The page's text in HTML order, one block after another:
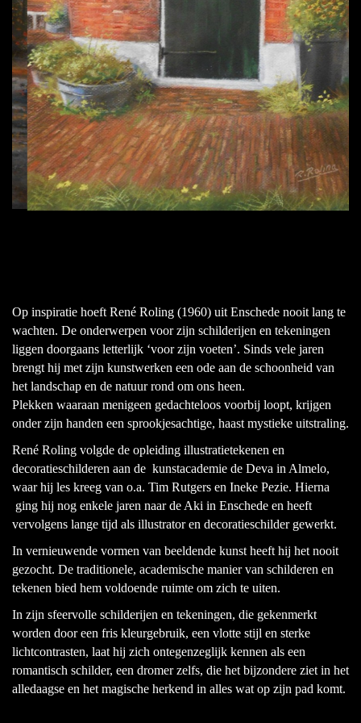
Op inspiratie hoeft René Roling (1960) uit Enschede nooit lang te
wachten. De onderwerpen voor zijn schilderijen en tekeningen
liggen doorgaans letterlijk ‘voor zijn voeten’. Sinds vele jaren
brengt hij met zijn kunstwerken een ode aan de schoonheid van
het landschap en de natuur rond om ons heen.
Plekken waaraan menigeen gedachteloos voorbij loopt, krijgen
onder zijn handen een sprookjesachtige, haast mystieke uitstraling.
René Roling volgde de opleiding illustratietekenen en
decoratieschilderen aan de kunstacademie de Deva in Almelo,
waar hij les kreeg van o.a. Tim Rutgers en Ineke Pezie. Hierna
ging hij nog enkele jaren naar de Aki in Enschede en heeft
vervolgens lange tijd als illustrator en decoratieschilder gewerkt.
In vernieuwende vormen van beeldende kunst heeft hij het nooit
gezocht. De traditionele, academische manier van schilderen en
tekenen bied hem voldoende ruimte om zich te uiten.
In zijn sfeervolle schilderijen en tekeningen, die gekenmerkt
worden door een fris kleurgebruik, een vlotte stijl en sterke
lichtcontrasten, laat hij zich ontegenzeglijk kennen als een
romantisch schilder, een dromer zelfs, die het bijzondere ziet in het
alledaagse en het magische herkend in alles wat op zijn pad komt.